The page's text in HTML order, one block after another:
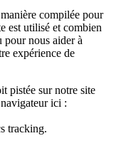
compilée pour
est utilisé et combien
pour nous aider à
expérience de
pistée sur notre site
ici :
tracking.